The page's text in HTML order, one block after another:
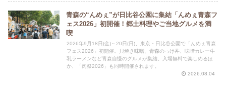
青森の“んめぇ”が日比谷公園に集結「んめぇ青森フ
ェス2026」初開催！郷土料理やご当地グルメを満
喫
2026年9月18日(金)～20日(日)、東京・日比谷公園で「んめぇ青森
フェス2026」初開催。貝焼き味噌、青森のっけ丼、味噌カレー牛
乳ラーメンなど青森自慢のグルメが集結。入場無料で楽しめるほ
か、「肉祭2026」も同時開催されます。
2026.08.04